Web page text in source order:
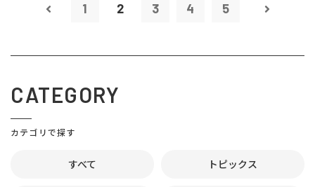
1 2 3 4 5
CATEGORY
カテゴリで探す
すべて トピックス